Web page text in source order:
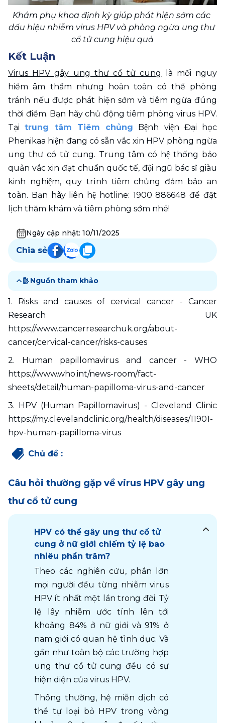
Khám phụ khoa định kỳ giúp phát hiện sớm các
dấu hiệu nhiễm virus HPV và phòng ngừa ung thư
cổ tử cung hiệu quả
Kết Luận
Virus HPV gây ung thư cổ tử cung
là mối nguy
hiểm âm thầm nhưng hoàn toàn có thể phòng
tránh nếu được phát hiện sớm và tiêm ngừa đúng
thời điểm. Bạn hãy chủ động tiêm phòng virus HPV.
Tại trung tâm Tiêm chủng Bệnh viện Đại học
Phenikaa hiện đang có sẵn vắc xin HPV phòng ngừa
ung thư cổ tử cung. Trung tâm có hệ thống bảo
quản vắc xin đạt chuẩn quốc tế, đội ngũ bác sĩ giàu
kinh nghiệm, quy trình tiêm chủng đảm bảo an
toàn. Bạn hãy liên hệ hotline: 1900 886648 để đặt
lịch thăm khám và tiêm phòng sớm nhé!
Ngày cập nhật: 10/11/2025
Chia sẻ
Nguồn tham khảo
1. Risks and causes of cervical cancer - Cancer
Research UK
https://www.cancerresearchuk.org/about-
cancer/cervical-cancer/risks-causes
2. Human papillomavirus and cancer - WHO
https://www.who.int/news-room/fact-
sheets/detail/human-papilloma-virus-and-cancer
3. HPV (Human Papillomavirus) - Cleveland Clinic
https://my.clevelandclinic.org/health/diseases/11901-
hpv-human-papilloma-virus
Chủ đề :
Câu hỏi thường gặp về virus HPV gây ung
thư cổ tử cung
HPV có thể gây ung thư cổ tử
cung ở nữ giới chiếm tỷ lệ bao
nhiêu phần trăm?
Theo các nghiên cứu, phần lớn
mọi người đều từng nhiễm virus
HPV ít nhất một lần trong đời. Tỷ
lệ lây nhiễm ước tính lên tới
khoảng 84% ở nữ giới và 91% ở
nam giới có quan hệ tình dục. Và
gần như toàn bộ các trường hợp
ung thư cổ tử cung đều có sự
hiện diện của virus HPV.
Thông thường, hệ miễn dịch có
thể tự loại bỏ HPV trong vòng